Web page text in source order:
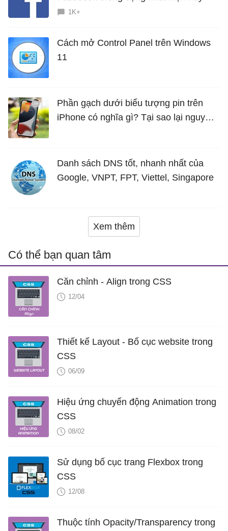
1K+
Cách mở Control Panel trên Windows
11
Phần gạch dưới biểu tượng pin trên
iPhone có nghĩa gì? Tại sao lại nguy
Danh sách DNS tốt, nhanh nhất của
Google, VNPT, FPT, Viettel, Singapore
Xem thêm
Có thể bạn quan tâm
Căn chỉnh - Align trong CSS
12/04
Thiết kế Layout - Bố cục website trong
CSS
06/09
Hiệu ứng chuyển động Animation trong
CSS
08/02
Sử dụng bố cục trang Flexbox trong
CSS
12/08
Thuộc tính Opacity/Transparency trong